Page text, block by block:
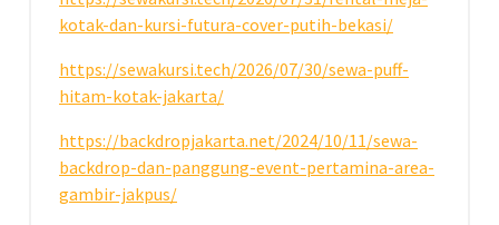
kotak-dan-kursi-futura-cover-putih-bekasi/
https://sewakursi.tech/2026/07/30/sewa-puff-
hitam-kotak-jakarta/
https://backdropjakarta.net/2024/10/11/sewa-
backdrop-dan-panggung-event-pertamina-area-
gambir-jakpus/